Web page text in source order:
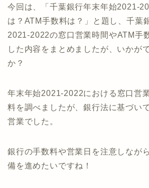
今回は、「千葉銀行年末年始2021-
は？ATM手数料は？」と題し、千葉
2021-2022の窓口営業時間やATM手
した内容をまとめましたが、いかが
か？
年末年始2021-2022における窓口営
料を調べましたが、銀行法に基づい
営業でした。
銀行の手数料や営業日を注意しなが
備を進めたいですね！